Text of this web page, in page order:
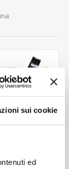
sui cookie
ed